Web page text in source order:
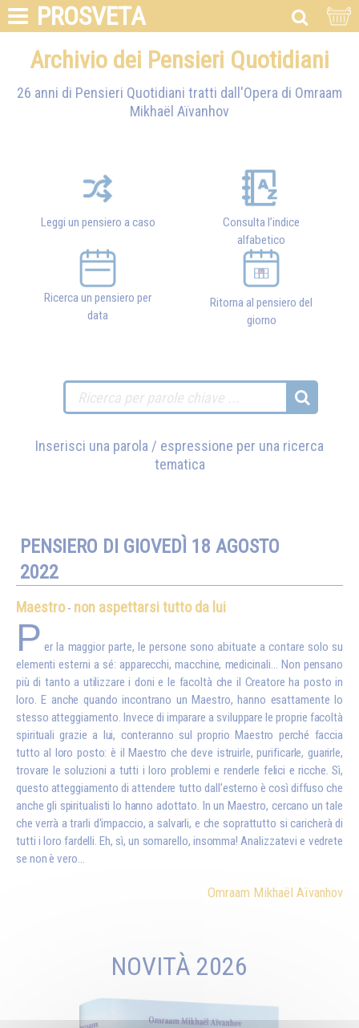
PROSVETA
Archivio dei Pensieri Quotidiani
26 anni di Pensieri Quotidiani tratti dall'Opera di Omraam
Mikhaël Aïvanhov
Leggi un pensiero a caso
Consulta l’indice
alfabetico
Ricerca un pensiero per
data
Ritorna al pensiero del
giorno
Inserisci una parola / espressione per una ricerca
tematica
PENSIERO DI GIOVEDÌ 18 AGOSTO
2022
Maestro- non aspettarsi tutto da lui
P er la maggior parte, le persone sono abituate a contare solo su
elementi esterni a sé: apparecchi, macchine, medicinali… Non pensano
più di tanto a utilizzare i doni e le facoltà che il Creatore ha posto in
loro. E anche quando incontrano un Maestro, hanno esattamente lo
stesso atteggiamento. Invece di imparare a sviluppare le proprie facoltà
spirituali grazie a lui, conteranno sul proprio Maestro perché faccia
tutto al loro posto: è il Maestro che deve istruirle, purificarle, guarirle,
trovare le soluzioni a tutti i loro problemi e renderle felici e ricche. Sì,
questo atteggiamento di attendere tutto dall’esterno è così diffuso che
anche gli spiritualisti lo hanno adottato. In un Maestro, cercano un tale
che verrà a trarli d'impaccio, a salvarli, e che soprattutto si caricherà di
tutti i loro fardelli. Eh, sì, un somarello, insomma! Analizzatevi e vedrete
se non è vero…
Omraam Mikhaël Aïvanhov
NOVITÀ 2026